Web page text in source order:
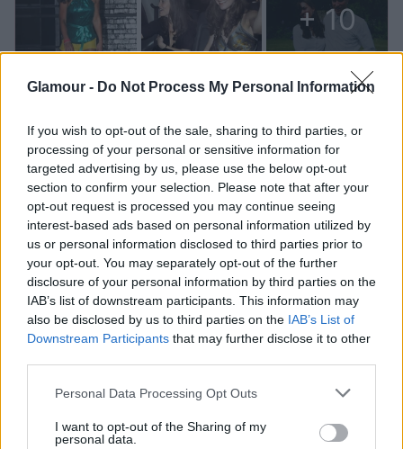
Glamour - Do Not Process My Personal Information
If you wish to opt-out of the sale, sharing to third parties, or
processing of your personal or sensitive information for
targeted advertising by us, please use the below opt-out
section to confirm your selection. Please note that after your
opt-out request is processed you may continue seeing
interest-based ads based on personal information utilized by
us or personal information disclosed to third parties prior to
your opt-out. You may separately opt-out of the further
disclosure of your personal information by third parties on the
IAB’s list of downstream participants. This information may
also be disclosed by us to third parties on the IAB’s List of
Downstream Participants that may further disclose it to other
Please note that this website/app uses one or more Google
not limited to your visit or usage behaviour. You may click to
grant or deny consent to Google and its third-party tags to
Personal Data Processing Opt Outs
I want to opt-out of the Sharing of my
personal data.
Vilmos herceg összejött Katalin
ezért hiúsult meg majdnem a
kapcsolatuk
+ 10